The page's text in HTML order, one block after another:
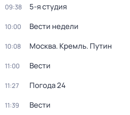
09:38 5-я студия
10:00 Вести недели
10:08 Москва. Кремль. Путин
11:00 Вести
11:27 Погода 24
11:39 Вести